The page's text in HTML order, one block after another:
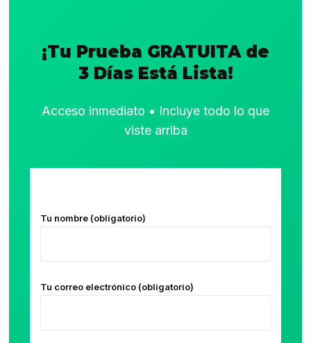
¡Tu Prueba GRATUITA de
3 Días Está Lista!
Acceso inmediato • Incluye todo lo que
viste arriba
Tu nombre (obligatorio)
Tu correo electrónico (obligatorio)